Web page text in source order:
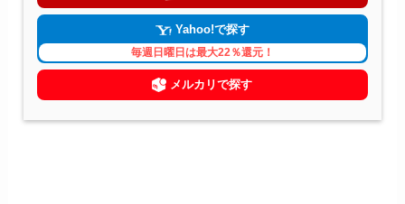
Yahoo!で探す
毎週日曜日は最大22％還元！
メルカリで探す